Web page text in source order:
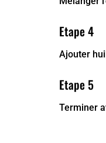
Etape 4
Ajouter
Etape 5
Terminer